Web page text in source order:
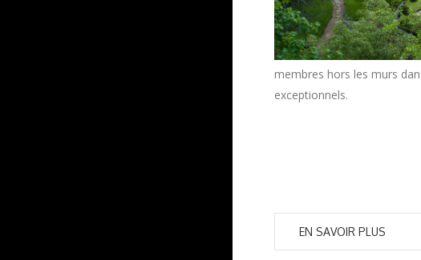
membres hors les murs
exceptionnels.
EN SAVOIR PLUS